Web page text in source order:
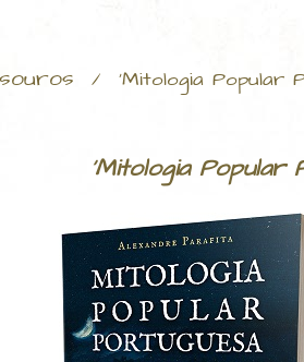
/ 'Mitologia Popular
'Mitologia Popular